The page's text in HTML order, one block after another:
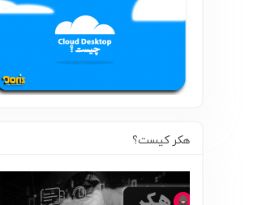
هکر کیست؟